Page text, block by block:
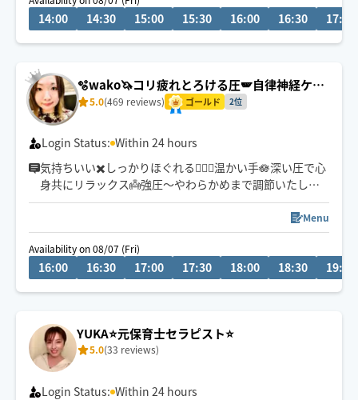
男性おひとりさま、ご夫婦、ペアは3h〜大歓迎！
けると幸いです。
14:00 14:30 15:00 15:30 16:00 16:30 17:00
🫧wako🦄コリ疲れとろける圧🪽自律神経ケア
🌿5.0(469 reviews) ゴールド 2位
Login Status: Within 24 hours
気持ちいい✖️しっかりほぐれる🧚🏻‍♀️温かい手🪷深い圧で心
身共にリラックス👼強圧〜やわらかめまで調節いたしま
す✨
〜通常時の予約〜
事前の予約大歓迎🩵当日ご予約🆗✨
車🚗移動
数種類の精油を独自でブレンドした、4パターンのオイル
から選んで頂けます💐
Menu
Availability on 08/07 (Fri)
16:00 16:30 17:00 17:30 18:00 18:30 19:00
YUKA⭐️元保育士セラピスト⭐️
5.0(33 reviews)
Login Status: Within 24 hours